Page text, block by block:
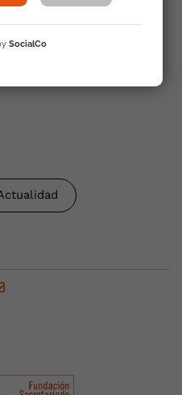
de las
Grupo de Mujeres
SocialCo